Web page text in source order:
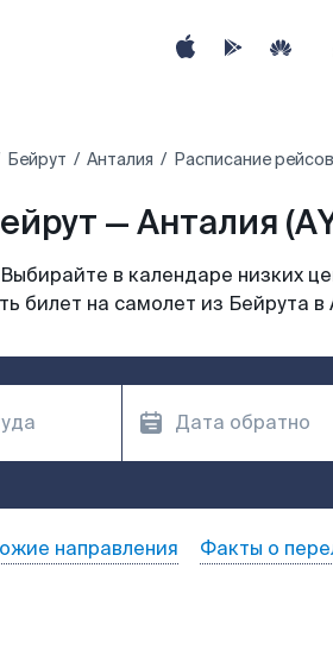
Бейрут Анталия Расписание
— Анталия
в календаре низких
билет на самолет из Бейрута
направления Факты о